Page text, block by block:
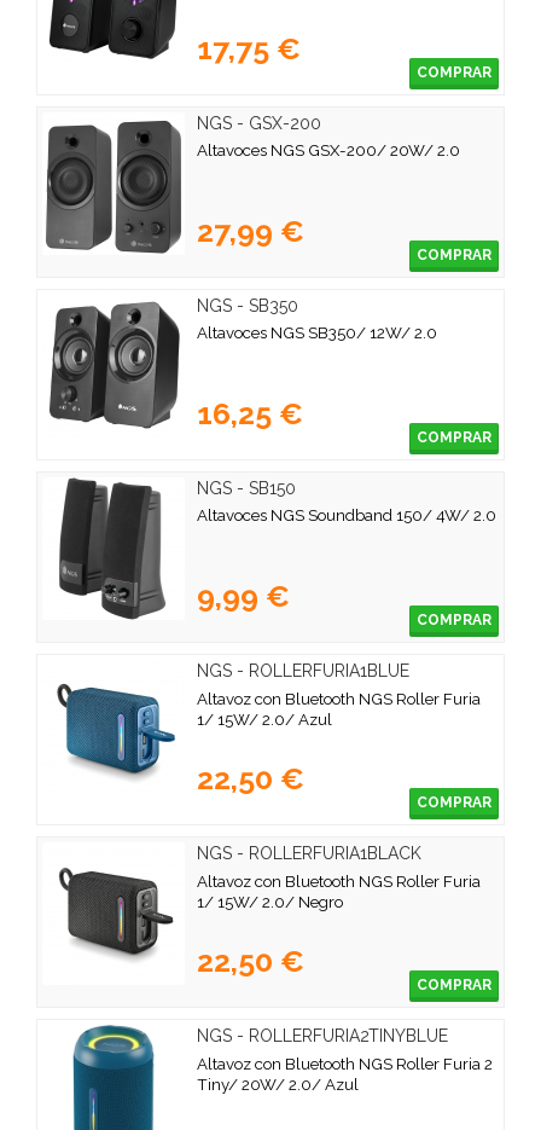
17,75 €
COMPRAR
NGS - GSX-200
Altavoces NGS GSX-200/ 20W/ 2.0
27,99 €
COMPRAR
NGS - SB350
Altavoces NGS SB350/ 12W/ 2.0
16,25 €
COMPRAR
NGS - SB150
Altavoces NGS Soundband 150/ 4W/ 2.0
9,99 €
COMPRAR
NGS - ROLLERFURIA1BLUE
Altavoz con Bluetooth NGS Roller Furia
1/ 15W/ 2.0/ Azul
22,50 €
COMPRAR
NGS - ROLLERFURIA1BLACK
Altavoz con Bluetooth NGS Roller Furia
1/ 15W/ 2.0/ Negro
22,50 €
COMPRAR
NGS - ROLLERFURIA2TINYBLUE
Altavoz con Bluetooth NGS Roller Furia 2
Tiny/ 20W/ 2.0/ Azul